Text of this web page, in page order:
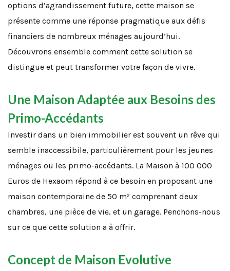
options d’agrandissement future, cette maison se
présente comme une réponse pragmatique aux défis
financiers de nombreux ménages aujourd’hui.
Découvrons ensemble comment cette solution se
distingue et peut transformer votre façon de vivre.
Une Maison Adaptée aux Besoins des
Primo-Accédants
Investir dans un bien immobilier est souvent un rêve qui
semble inaccessibile, particulièrement pour les jeunes
ménages ou les primo-accédants. La Maison à 100 000
Euros de Hexaom répond à ce besoin en proposant une
maison contemporaine de 50 m² comprenant deux
chambres, une pièce de vie, et un garage. Penchons-nous
sur ce que cette solution a à offrir.
Concept de Maison Evolutive